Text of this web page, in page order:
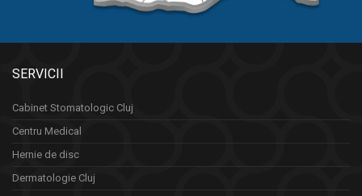
SERVICII
Cabinet Stomatologic Cluj
Centru Medical
Hernie de disc
Dermatologie Cluj